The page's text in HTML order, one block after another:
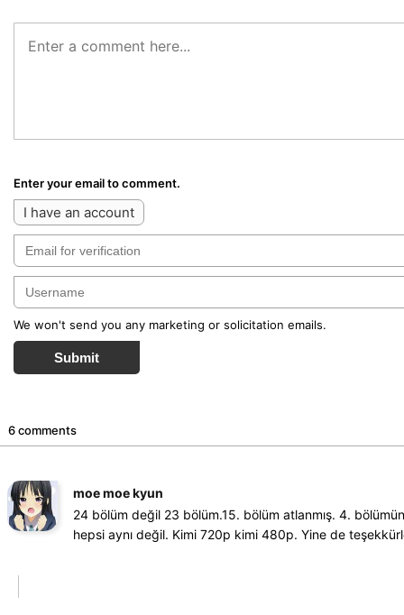
Enter your email to comment.
I have an account
We won't send you any marketing or solicitation emails.
Submit
6 comments
moe moe kyun
24 bölüm değil 23 bölüm.15. bölüm atlanmış. 4.
hepsi aynı değil. Kimi 720p kimi 480p. Yine de